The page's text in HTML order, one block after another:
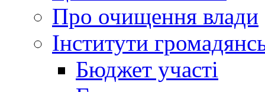
Про очищення влади
Інститути
Бюджет участі